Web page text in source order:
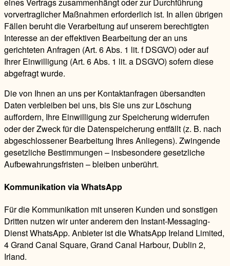
vorvertraglicher Maßnahmen erforderlich ist. In allen übrigen
Fällen beruht die Verarbeitung auf unserem berechtigten
Interesse an der effektiven Bearbeitung der an uns
gerichteten Anfragen (Art. 6 Abs. 1 lit. f DSGVO) oder auf
Ihrer Einwilligung (Art. 6 Abs. 1 lit. a DSGVO) sofern diese
abgefragt wurde.
Die von Ihnen an uns per Kontaktanfragen übersandten
Daten verbleiben bei uns, bis Sie uns zur Löschung
auffordern, Ihre Einwilligung zur Speicherung widerrufen
oder der Zweck für die Datenspeicherung entfällt (z. B. nach
abgeschlossener Bearbeitung Ihres Anliegens). Zwingende
gesetzliche Bestimmungen – insbesondere gesetzliche
Aufbewahrungsfristen – bleiben unberührt.
Kommunikation via WhatsApp
Für die Kommunikation mit unseren Kunden und sonstigen
Dritten nutzen wir unter anderem den Instant-Messaging-
Dienst WhatsApp. Anbieter ist die WhatsApp Ireland Limited,
4 Grand Canal Square, Grand Canal Harbour, Dublin 2,
Irland.